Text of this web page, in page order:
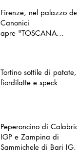
Firenze, nel palazzo dei
Canonici
apre "TOSCANA
Tortino sottile di patate,
fiordilatte e speck
Peperoncino di Calabria
IGP e Zampina di
Sammichele di Bari IGP